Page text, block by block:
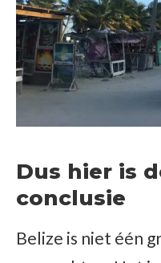
Dus hier is
conclusie
Belize is niet één